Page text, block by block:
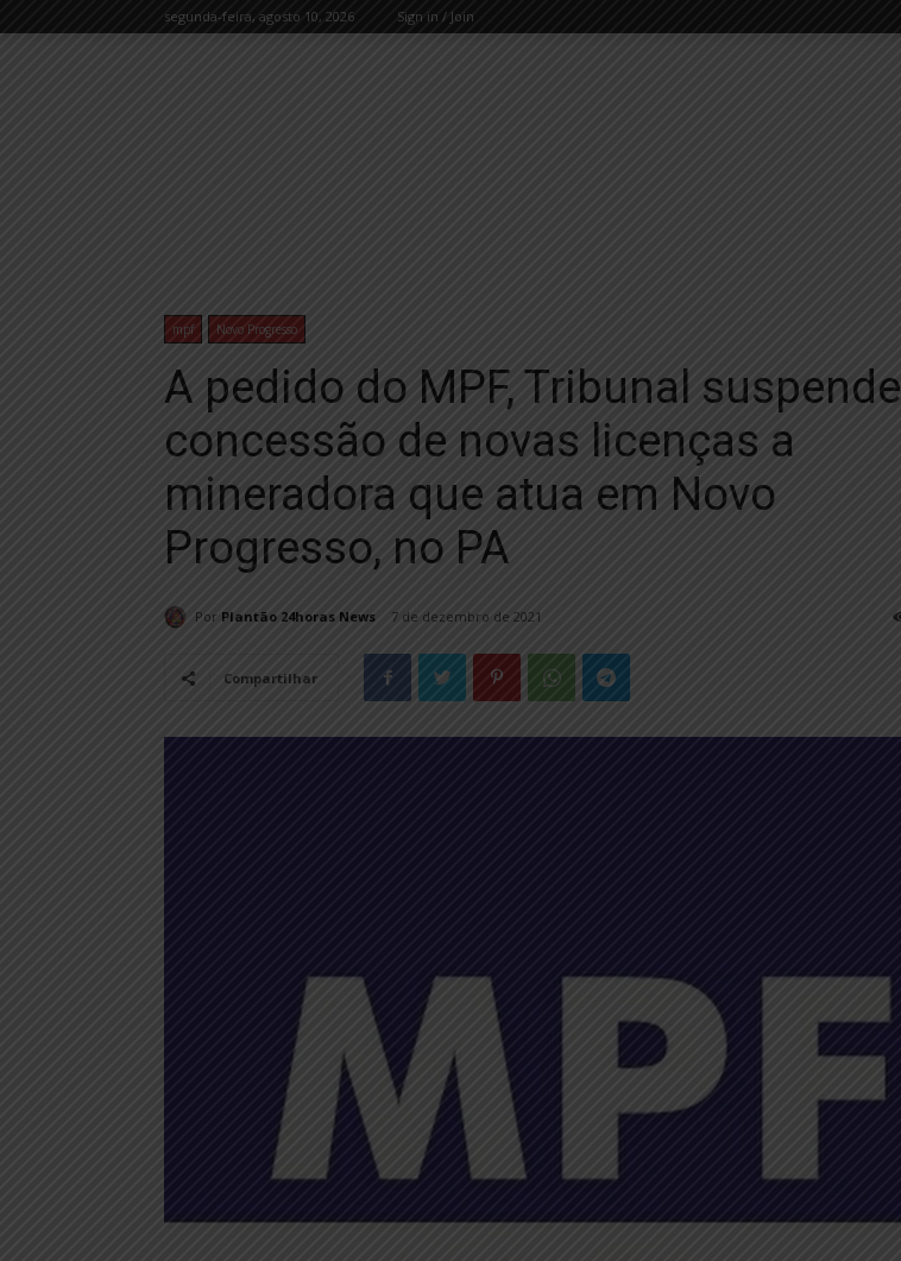
segunda-feira, agosto 10, 2026 Sign in / Join
mpf Novo Progresso
A pedido do MPF, Tribunal suspende
concessão de novas licenças a
mineradora que atua em Novo
Progresso, no PA
Por Plantão 24horas News 7 de dezembro de 2021
Compartilhar